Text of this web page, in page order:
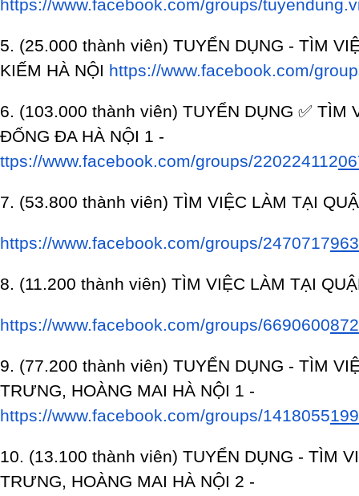
https://www.facebook.com/groups/
5. (25.000 thành viên) TUYỂN DỤNG - TÌM
KIẾM HÀ NỘI https://www.facebook.com/
6. (103.000 thành viên) TUYỂN DỤNG ✅ TÌM
ĐỐNG ĐA HÀ NỘI 1 -
ttps://www.facebook.com/groups/220224112
7. (53.800 thành viên) TÌM VIỆC LÀM TẠI
https://www.facebook.com/groups/2470717
8. (11.200 thành viên) TÌM VIỆC LÀM TẠI
https://www.facebook.com/groups/6690600
9. (77.200 thành viên) TUYỂN DỤNG - TÌM
TRƯNG, HOÀNG MAI HÀ NỘI 1 -
https://www.facebook.com/groups/1418055
10. (13.100 thành viên) TUYỂN DỤNG - TÌM
TRƯNG, HOÀNG MAI HÀ NỘI 2 -